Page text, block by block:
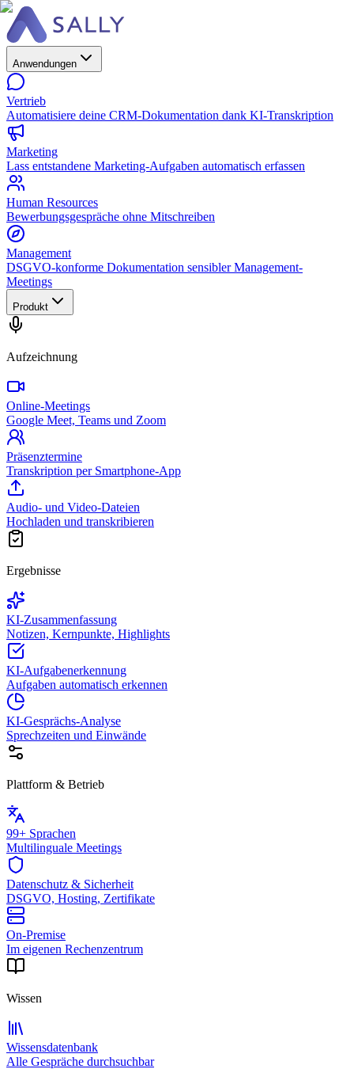
Anwendungen
Vertrieb
Automatisiere deine CRM-Dokumentation dank KI-Transkription
Marketing
Lass entstandene Marketing-Aufgaben automatisch erfassen
Human Resources
Bewerbungsgespräche ohne Mitschreiben
Management
DSGVO-konforme Dokumentation sensibler Management-
Meetings
Produkt
Aufzeichnung
Online-Meetings
Google Meet, Teams und Zoom
Präsenztermine
Transkription per Smartphone-App
Audio- und Video-Dateien
Hochladen und transkribieren
Ergebnisse
KI-Zusammenfassung
Notizen, Kernpunkte, Highlights
KI-Aufgabenerkennung
Aufgaben automatisch erkennen
KI-Gesprächs-Analyse
Sprechzeiten und Einwände
Plattform & Betrieb
99+ Sprachen
Multilinguale Meetings
Datenschutz & Sicherheit
DSGVO, Hosting, Zertifikate
On-Premise
Im eigenen Rechenzentrum
Wissen
Wissensdatenbank
Alle Gespräche durchsuchbar